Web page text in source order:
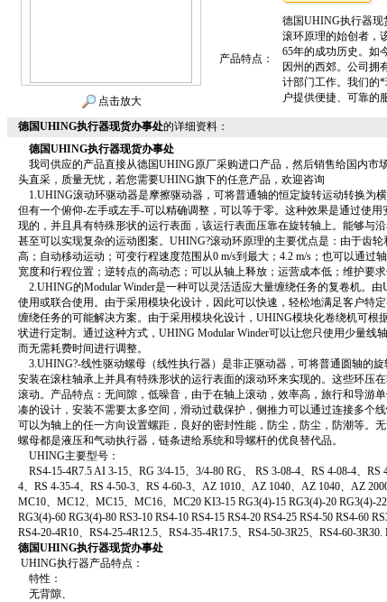
点击放大
产品特点：
德国UHING执行器现
滚环原理的始创者，
65年的成功历史。如
因州的西郊。公司拥
计部门工作。我们的
户提供便捷、可靠的
德国UHING执行器现货办事处的详细资料：
德国UHING执行器现货办事处
我司供应的产品直接从德国UHING原厂采购进口产品，然后销售给国内市
头直采，质量无忧，若您需要UHING旗下的任意产品，欢迎咨询
1.UHING滚动环驱动器是摩擦驱动器，可将普通轴的恒定旋转运动转换为
但有一个俯仰-左手或左手-可以精确调整，可以等于零。这种效果是通过使
现的，并且具有特殊形状的运行表面，该运行表面压靠在旋转轴上。能够与
甚至可以实现复杂的运动图案。UHING?滚动环原理的主要优点是：由于齿
高；自动移动运动；可变行程速度范围从0 m/s到最大；4.2 m/s；也可以通过
宽度和行程位置；逆转点的高动态；可以从轴上释放；运营成本低；维护要求
2.UHING的Modular Winder是一种可以灵活适应大量缠绕任务的复卷机。
使用或联合使用。由于采用模块化设计，因此可以快速，轻松地满足客户特
缠绕任务的可能解决方案。由于采用模块化设计，UHING模块化卷绕机可根
状进行定制。通过这种方式，UHING Modular Winder可以让您只使用少量线
而无需耗费时间进行调整。
3.UHING?-线性驱动螺母（线性执行器）是非正驱动器，可将普通圆轴的
安装在滚柱轴承上并具有特殊形状的运行表面的滚动环来实现的。这些环压
滚动。产品特点：无间隙，低噪音，由于在轴上滚动，效率高，旅行和导游
凑的设计，安装不需要太多空间，滑动过载保护，侧推力可以通过连接多个
可以为轴上的任一方向设置螺距，良好的密封性能，防尘，防尘，防潮等。
螺母都是液压和气动执行器，链条进给系统和导螺杆的优良替代品。
UHING主要型号：
RS4-15-4R7.5 AI 3-15、RG 3/4-15、3/4-80 RG、 RS 3-08-4、RS 4-08-4、RS
4、RS 4-35-4、RS 4-50-3、RS 4-60-3、AZ 1010、AZ 1040、AZ 1040、AZ
MC10、MC12、MC15、MC16、MC20 KI3-15 RG3(4)-15 RG3(4)-20 RG3(4)-
RG3(4)-60 RG3(4)-80 RS3-10 RS4-10 RS4-15 RS4-20 RS4-25 RS4-50 RS4-60
RS4-20-4R10、RS4-25-4R12.5、RS4-35-4R17.5、RS4-50-3R25、RS4-60-3R30.
德国UHING执行器现货办事处
UHING执行器产品特点：
特性：
无背隙、